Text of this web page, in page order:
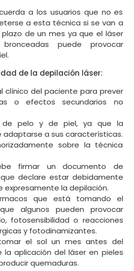
a los usuarios que no es
a esta técnica si se van a
de un mes ya que el láser
puede provocar
de la depilación láser:
clínico del paciente para prever
o efectos secundarios no
de pelo y de piel, ya que la
a sus características.
sobre la técnica
firmar un documento de
declare estar debidamente
expresamente la depilación.
que está tomando el
algunos pueden provocar
fotosensibilidad o reacciones
y fotodinamizantes.
el sol un mes antes del
aplicación del láser en pieles
quemaduras.